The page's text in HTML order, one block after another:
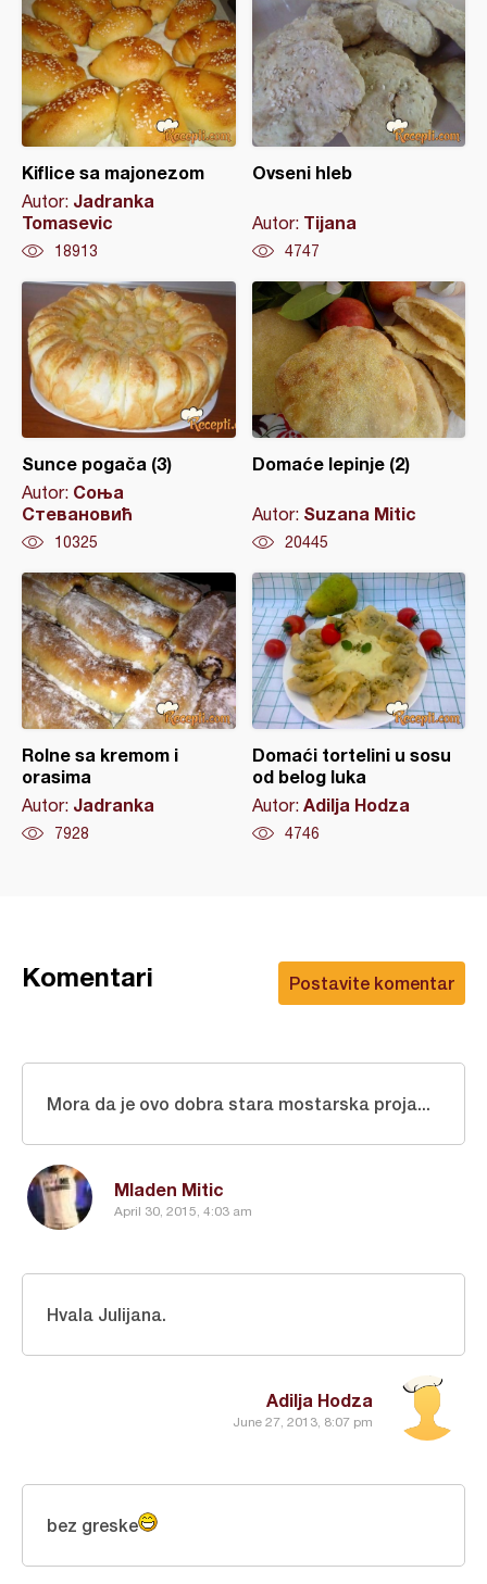
Kiflice sa majonezom
Autor: Jadranka
Tomasevic
18913
Ovseni hleb
Autor: Tijana
4747
Sunce pogača (3)
Autor: Соња
Стевановић
10325
Domaće lepinje (2)
Autor: Suzana Mitic
20445
Rolne sa kremom i
orasima
Autor: Jadranka
7928
Domaći tortelini u sosu
od belog luka
Autor: Adilja Hodza
4746
Postavite komentar
Komentari
Mladen Mitic
April 30, 2015, 4:03 am
Mora da je ovo dobra stara mostarska proja...
Adilja Hodza
June 27, 2013, 8:07 pm
Hvala Julijana.
bez greske